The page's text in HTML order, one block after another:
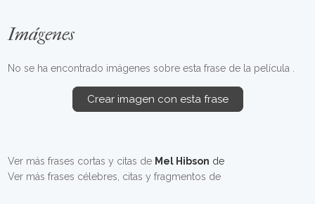
Imágenes
No se ha encontrado imágenes sobre esta frase de la película .
Crear imagen con esta frase
Ver más frases cortas y citas de Mel Hibson de
Ver más frases célebres, citas y fragmentos de